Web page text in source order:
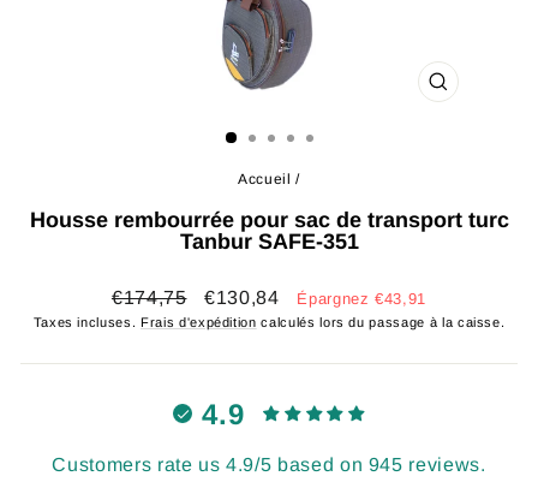
FERMER
Accueil /
Housse rembourrée pour sac de transport turc
Tanbur SAFE-351
Prix
régulier
€174,75
Prix
réduit
€130,84 Épargnez €43,91
Taxes incluses. Frais d'expédition calculés lors du passage à la caisse.
4.9
Customers rate us 4.9/5 based on 945 reviews.